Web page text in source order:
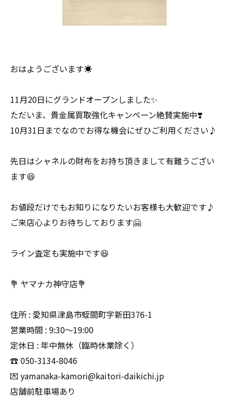
おはようございます☀
11月20日にグランドオープンしました✨
ただいま、貴金属買取強化キャンペーン絶賛実施中❣️
10月31日までなのでお得な機会にぜひご利用ください♪
先日はシャネルの財布をお持ち頂きまして有難うござい
ます😆
お値段だけでもお知りになりたいお客様も大歓迎です♪
ご来店心よりお待ちしております🤗
ライン査定も実施中です😆
💐 ヤマナカ神守店💐
住所 : 愛知県津島市蛭間町字新田376-1
営業時間 : 9:30〜19:00
定休日 : 年中無休（臨時休業除く）
☎️ 050-3134-8046
💌 yamanaka-kamori@kaitori-daikichi.jp
店舗前駐車場あり